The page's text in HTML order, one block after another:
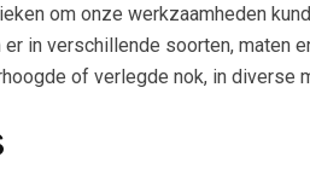
om onze werkzaamheden
er in verschillende soorten, maten
of verlegde nok, in diverse